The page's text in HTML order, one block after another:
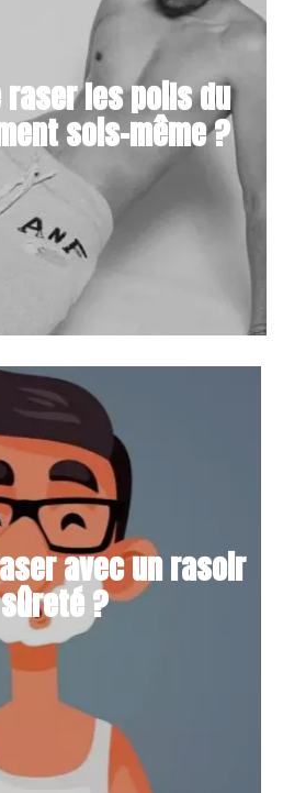
raser les poils du
sois-même ?
avec un rasoir
?